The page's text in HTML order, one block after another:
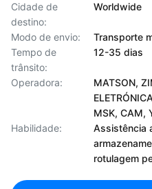
Cidade de
destino:
Worldwide
Modo de envio:
Transporte
Tempo de
trânsito:
12-35 dias
Operadora:
MATSON,
MSK, CAM,
Habilidade:
Assistência
rotulagem